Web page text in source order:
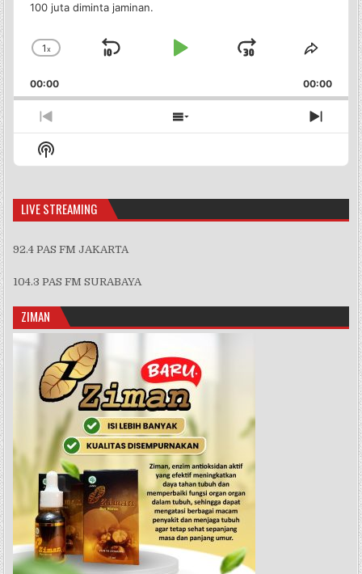
100 juta diminta jaminan.
Change
Rate
1x
Skip
Play
Jump
Forward
Share
00:00 00:00
Previous
Episode
Show
Episodes
Next
Show
Podcast
LIVE STREAMING
92.4 PAS FM JAKARTA
104.3 PAS FM SURABAYA
ZIMAN